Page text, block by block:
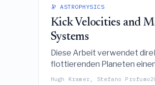
🔭 ASTROPHYSICS
Kick Velocities and
Systems
Diese Arbeit verwendet
flottierenden Planeten
Störers die
Hugh Kramer, Stefano Profumo